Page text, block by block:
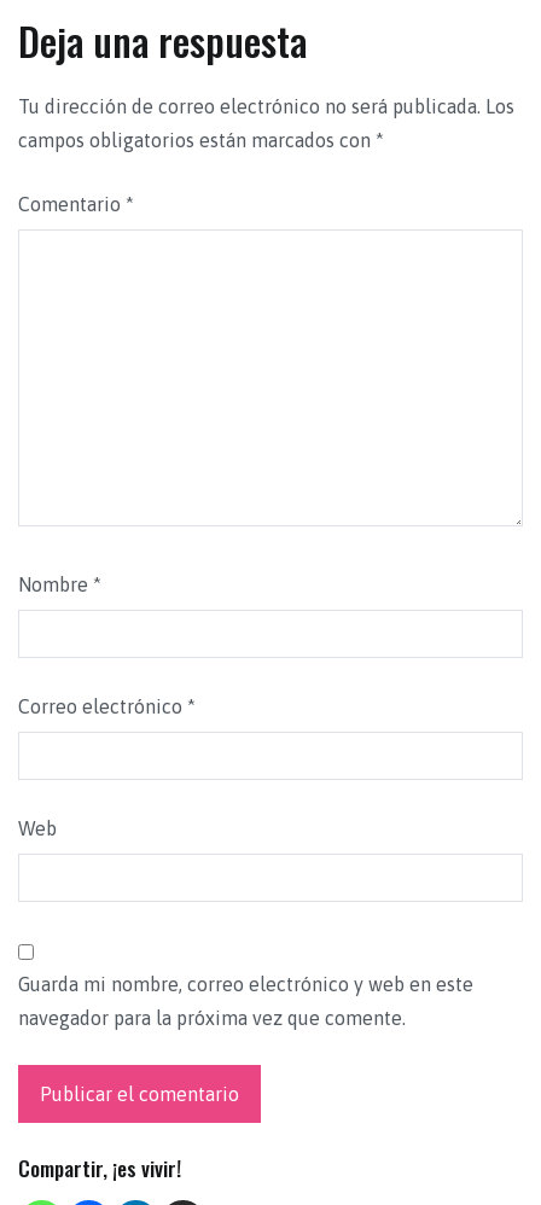
Deja una respuesta
Tu dirección de correo electrónico no será publicada. Los
campos obligatorios están marcados con *
Comentario *
Nombre *
Correo electrónico *
Web
Guarda mi nombre, correo electrónico y web en este
navegador para la próxima vez que comente.
Compartir, ¡es vivir!